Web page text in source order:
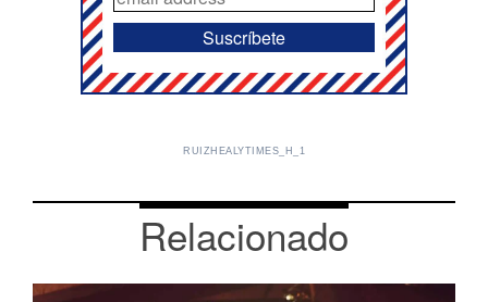
RUIZHEALYTIMES_H_1
Relacionado